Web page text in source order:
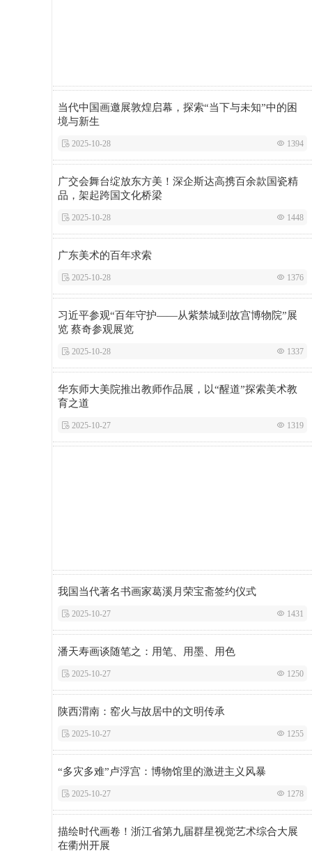
当代中国画邀展敦煌启幕，探索“当下与未知”中的困
境与新生
 2025-10-28  1394
广交会舞台绽放东方美！深企斯达高携百余款国瓷精
品，架起跨国文化桥梁
 2025-10-28  1448
广东美术的百年求索
 2025-10-28  1376
习近平参观“百年守护——从紫禁城到故宫博物院”展
览 蔡奇参观展览
 2025-10-28  1337
华东师大美院推出教师作品展，以“醒道”探索美术教
育之道
 2025-10-27  1319
我国当代著名书画家葛溪月荣宝斋签约仪式
 2025-10-27  1431
潘天寿画谈随笔之：用笔、用墨、用色
 2025-10-27  1250
陕西渭南：窑火与故居中的文明传承
 2025-10-27  1255
“多灾多难”卢浮宫：博物馆里的激进主义风暴
 2025-10-27  1278
描绘时代画卷！浙江省第九届群星视觉艺术综合大展
在衢州开展